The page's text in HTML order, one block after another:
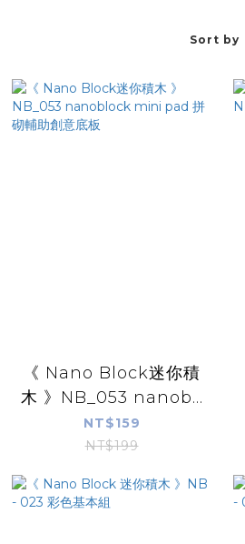
Sort by
《 Nano Block迷你積
木 》NB_053 nanob...
NT$159
NT$199